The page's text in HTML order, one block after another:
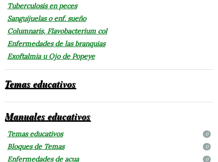
Tuberculosis en peces
Sanguijuelas o enf. sueño
Columnaris, Flavobacterium col
Enfermedades de las branquias
Exoftalmia u Ojo de Popeye
Temas educativos
Manuales educativos
Temas educativos 0
Bloques de Temas 0
Enfermedades de acua 0